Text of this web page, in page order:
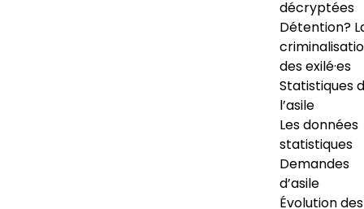
décryptées
Détention?
des exilé·es
Statistiques
l’asile
Les données
statistiques
Demandes
d’asile
Évolution des